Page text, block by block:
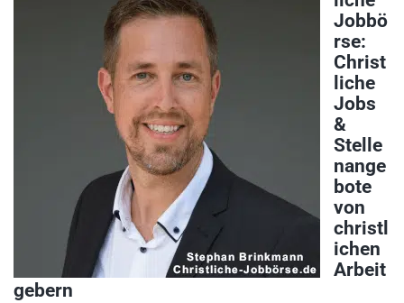
Jobbö
rse:
Christ
liche
Jobs
&
Stelle
nange
bote
von
christl
ichen
Arbeit
gebern